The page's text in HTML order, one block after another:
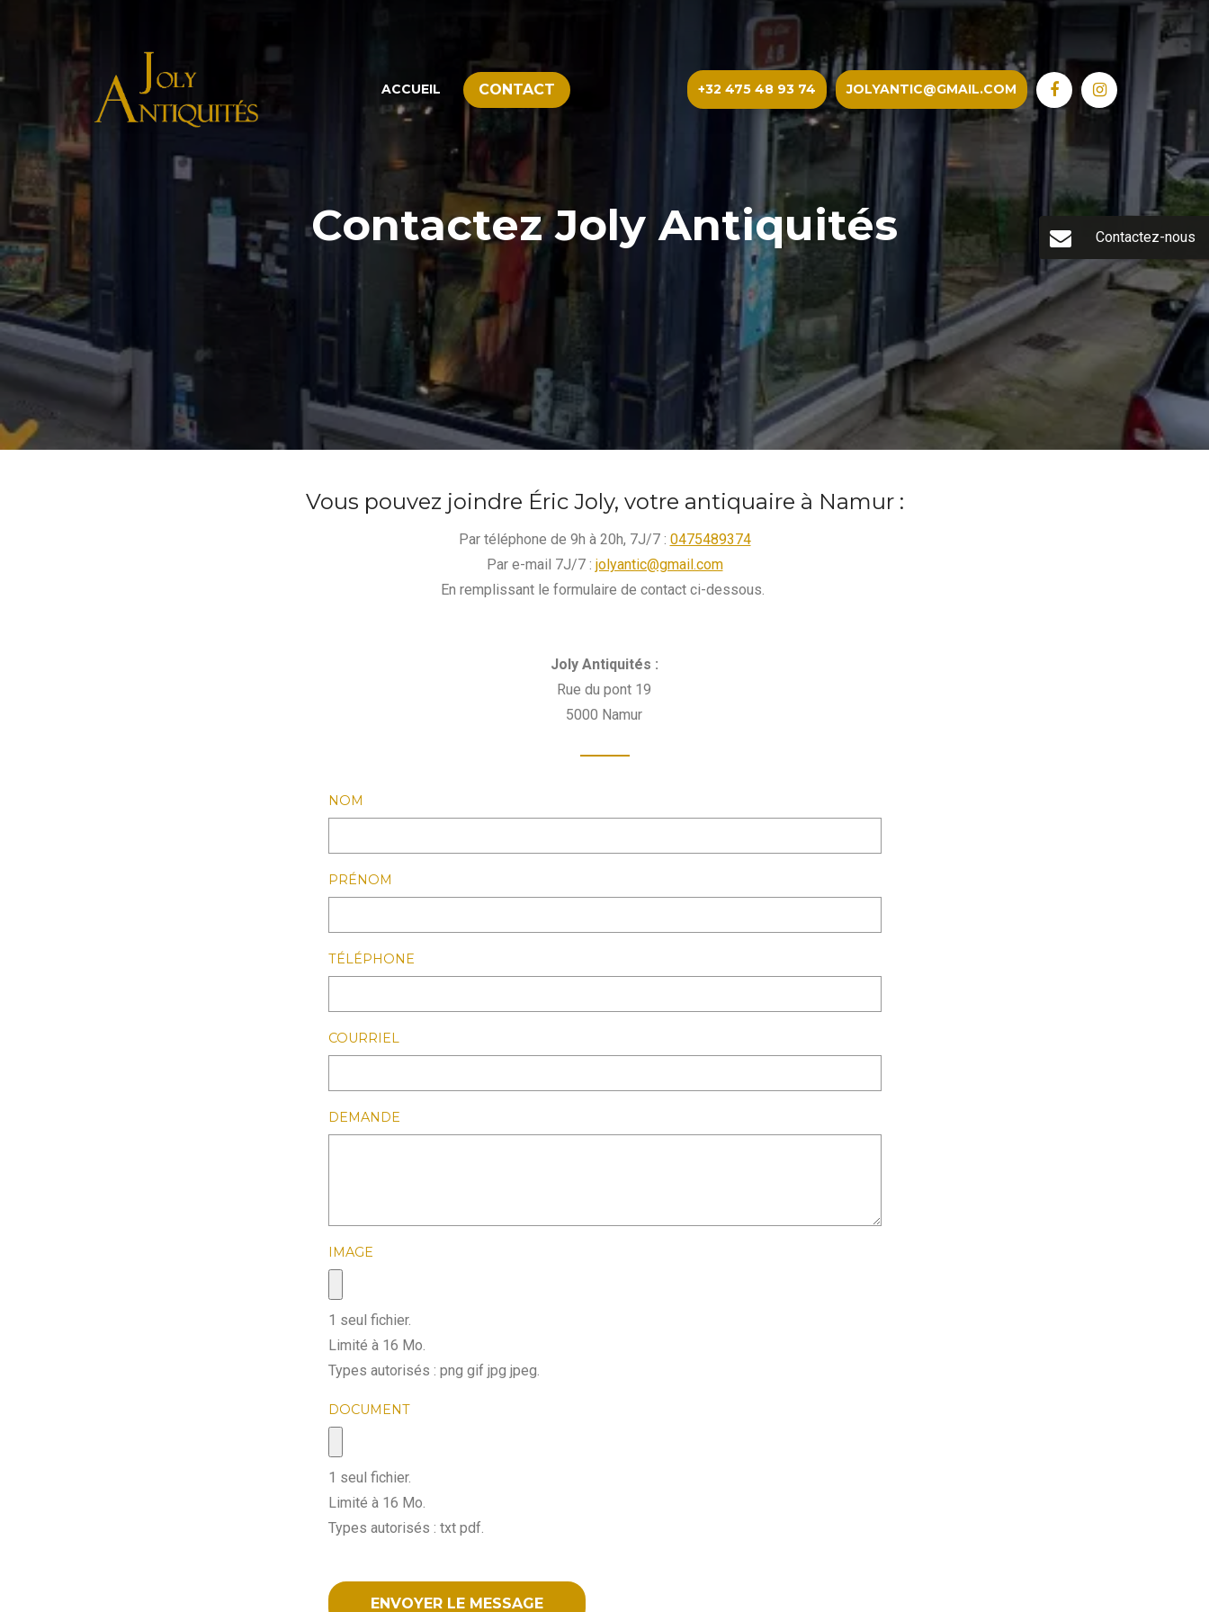
ACCUEIL CONTACT +32 475 48 93 74 JOLYANTIC@GMAIL.COM
Contactez Joly Antiquités
Vous pouvez joindre Éric Joly, votre antiquaire à Namur :
Par téléphone de 9h à 20h, 7J/7 : 0475489374
Par e-mail 7J/7 : jolyantic@gmail.com
En remplissant le formulaire de contact ci-dessous.
Joly Antiquités :
Rue du pont 19
5000 Namur
NOM
PRÉNOM
TÉLÉPHONE
COURRIEL
DEMANDE
IMAGE
1 seul fichier.
Limité à 16 Mo.
Types autorisés : png gif jpg jpeg.
DOCUMENT
1 seul fichier.
Limité à 16 Mo.
Types autorisés : txt pdf.
Contactez-nous